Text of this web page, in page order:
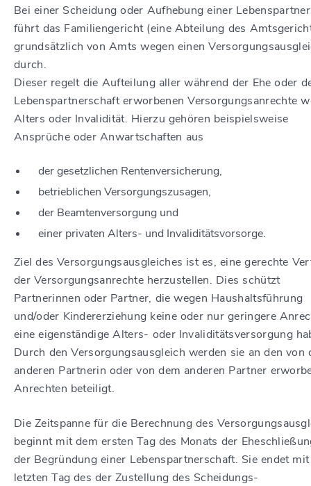
Bei einer Scheidung oder Aufhebung einer
führt das Familiengericht (eine Abteilung des
grundsätzlich von Amts wegen einen
durch.
Dieser regelt die Aufteilung aller während der Ehe oder
Lebenspartnerschaft erworbenen Versorgungsanrechte
Alters oder Invalidität. Hierzu gehören beispielsweise
Ansprüche oder Anwartschaften aus
der gesetzlichen Rentenversicherung,
betrieblichen Versorgungszusagen,
der Beamtenversorgung und
einer privaten Alters- und Invaliditätsvorsorge.
Ziel des Versorgungsausgleiches ist es, eine gerechte
der Versorgungsanrechte herzustellen. Dies schützt
Partnerinnen oder Partner, die wegen Haushaltsführung
und/oder Kindererziehung keine oder nur geringere
eine eigenständige Alters- oder Invaliditätsversorgung
Durch den Versorgungsausgleich werden sie an den von
anderen Partnerin oder von dem anderen Partner
Anrechten beteiligt.
Die Zeitspanne für die Berechnung des
beginnt mit dem ersten Tag des Monats der
der Begründung einer Lebenspartnerschaft. Sie endet
letzten Tag des der Zustellung des Scheidungs-